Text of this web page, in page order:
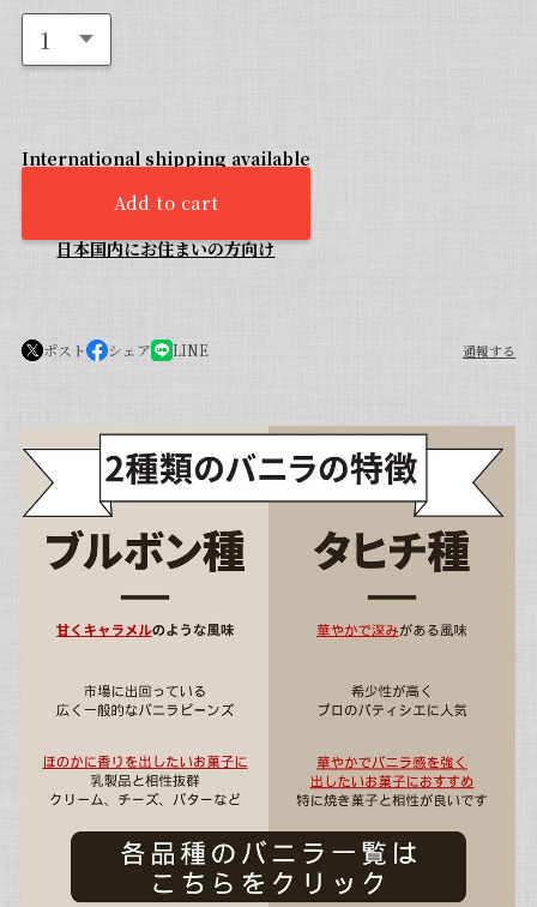
International shipping available
Add to cart
日本国内にお住まいの方向け
ポスト シェア LINE 通報する